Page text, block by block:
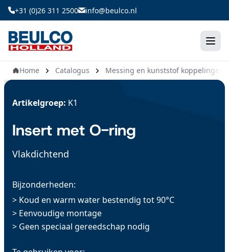
Ga
naar
de
inhoud
+31 (0)26 311 2500 info@beulco.nl
Home Catalogus Messing en kunststof koppelingen
Artikelgroep: K1
Insert met O-ring
Vlakdichtend
Bijzonderheden:
> Koud en warm water bestendig tot 90°C
> Eenvoudige montage
> Geen speciaal gereedschap nodig